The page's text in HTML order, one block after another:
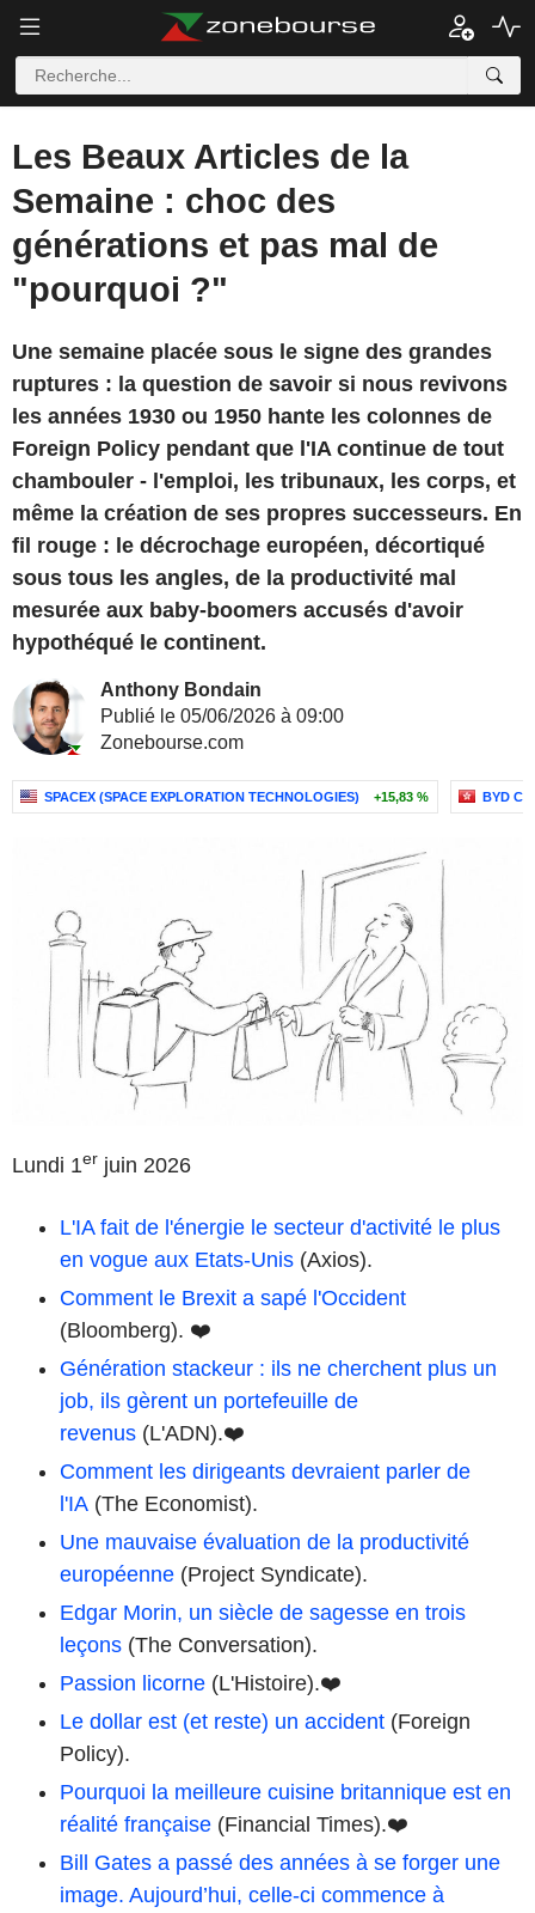
Les Beaux Articles de la
Semaine : choc des
générations et pas mal de
"pourquoi ?"
Une semaine placée sous le signe des grandes
ruptures : la question de savoir si nous revivons
les années 1930 ou 1950 hante les colonnes de
Foreign Policy pendant que l'IA continue de tout
chambouler - l'emploi, les tribunaux, les corps, et
même la création de ses propres successeurs. En
fil rouge : le décrochage européen, décortiqué
sous tous les angles, de la productivité mal
mesurée aux baby-boomers accusés d'avoir
hypothéqué le continent.
Anthony Bondain
Publié le 05/06/2026 à 09:00
Zonebourse.com
SPACEX (SPACE EXPLORATION TECHNOLOGIES) +15,83 % BYD
Lundi 1er juin 2026
L'IA fait de l'énergie le secteur d'activité le plus
en vogue aux Etats-Unis (Axios).
Comment le Brexit a sapé l'Occident
(Bloomberg). ❤️
Génération stackeur : ils ne cherchent plus un
job, ils gèrent un portefeuille de
revenus (L'ADN).❤️
Comment les dirigeants devraient parler de
l'IA (The Economist).
Une mauvaise évaluation de la productivité
européenne (Project Syndicate).
Edgar Morin, un siècle de sagesse en trois
leçons (The Conversation).
Passion licorne (L'Histoire).❤️
Le dollar est (et reste) un accident (Foreign
Policy).
Pourquoi la meilleure cuisine britannique est en
réalité française (Financial Times).❤️
Bill Gates a passé des années à se forger une
image. Aujourd’hui, celle-ci commence à